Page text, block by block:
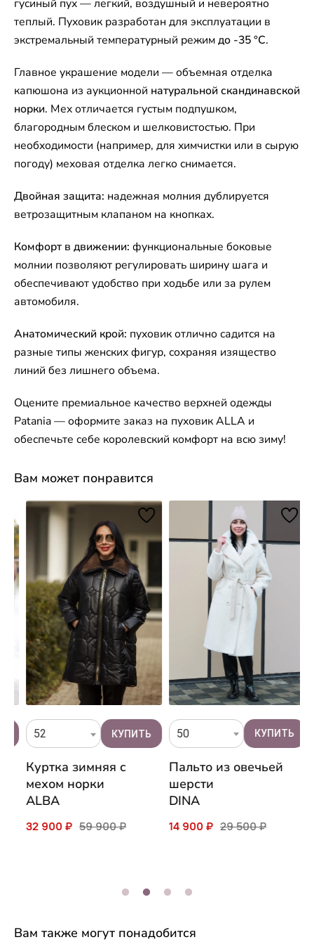
гусиный пух — легкий, воздушный и невероятно
теплый. Пуховик разработан для эксплуатации в
экстремальный температурный режимдо -35 °C.
Главное украшение модели — объемная отделка
капюшона из аукционной натуральной скандинавской
норки. Мех отличается густым подпушком,
благородным блеском и шелковистостью. При
необходимости (например, для химчистки или в сырую
погоду) меховая отделка легко снимается.
Двойная защита: надежная молния дублируется
ветрозащитным клапаном на кнопках.
Комфорт в движении: функциональные боковые
молнии позволяют регулировать ширину шага и
обеспечивают удобство при ходьбе или за рулем
автомобиля.
Анатомический крой: пуховик отлично садится на
разные типы женских фигур, сохраняя изящество
линий без лишнего объема.
Оцените премиальное качество верхней одежды
Patania — оформите заказ на пуховик ALLA и
обеспечьте себе королевский комфорт на всю зиму!
Вам может понравится
52
Куртка зимняя c
мехом норки
ALBA
32 900 ₽ 59 900 ₽
50
Пальто из овечьей
шерсти
DINA
14 900 ₽ 29 500 ₽
Вам также могут понадобится